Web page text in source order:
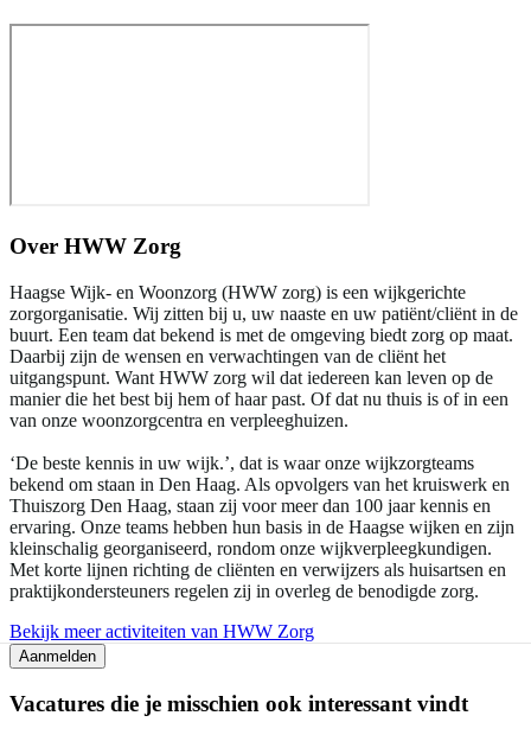
Over HWW Zorg
Haagse Wijk- en Woonzorg (HWW zorg) is een wijkgerichte
zorgorganisatie. Wij zitten bij u, uw naaste en uw patiënt/cliënt in de
buurt. Een team dat bekend is met de omgeving biedt zorg op maat.
Daarbij zijn de wensen en verwachtingen van de cliënt het
uitgangspunt. Want HWW zorg wil dat iedereen kan leven op de
manier die het best bij hem of haar past. Of dat nu thuis is of in een
van onze woonzorgcentra en verpleeghuizen.
‘De beste kennis in uw wijk.’, dat is waar onze wijkzorgteams
bekend om staan in Den Haag. Als opvolgers van het kruiswerk en
Thuiszorg Den Haag, staan zij voor meer dan 100 jaar kennis en
ervaring. Onze teams hebben hun basis in de Haagse wijken en zijn
kleinschalig georganiseerd, rondom onze wijkverpleegkundigen.
Met korte lijnen richting de cliënten en verwijzers als huisartsen en
praktijkondersteuners regelen zij in overleg de benodigde zorg.
Bekijk meer activiteiten van HWW Zorg
Aanmelden
Vacatures die je misschien ook interessant vindt